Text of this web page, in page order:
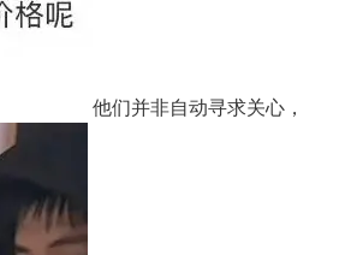
他们并非自动寻求关心，